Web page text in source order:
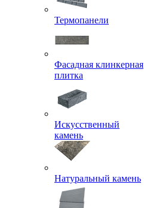
Термопанели
Фасадная клинкерная
плитка
Искусственный
камень
Натуральный камень